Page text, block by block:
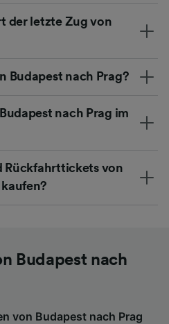
der letzte Zug von
Budapest nach Prag?
nach Prag im
Rückfahrttickets von
kaufen?
Budapest nach
von Budapest nach Prag